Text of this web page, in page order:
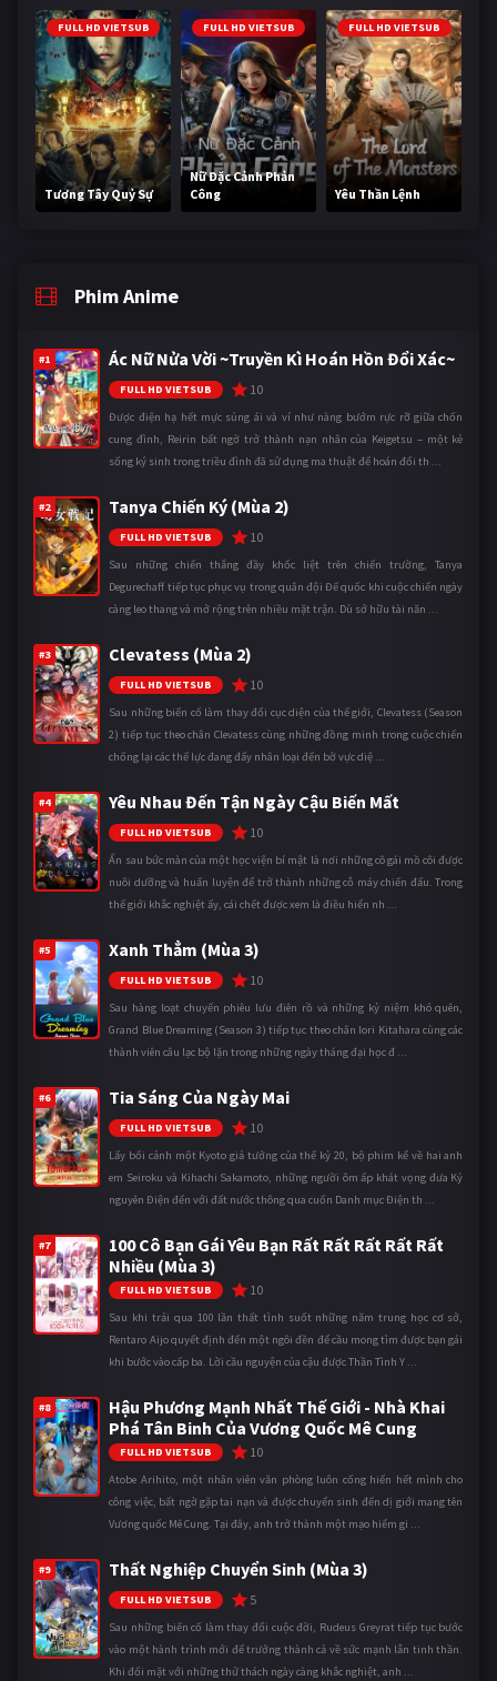
FULL HD VIETSUB
Tương Tây Quỷ Sự
FULL HD VIETSUB
Nữ Đặc Cảnh Phản
Công
FULL HD VIETSUB
Yêu Thần Lệnh
Phim Anime
#1 Ác Nữ Nửa Vời ~Truyền Kì Hoán Hồn Đổi Xác~
FULL HD VIETSUB 10
Được điện hạ hết mực sủng ái và ví như nàng bướm rực rỡ giữa chốn
cung đình, Reirin bất ngờ trở thành nạn nhân của Keigetsu – một kẻ
sống ký sinh trong triều đình đã sử dụng ma thuật để hoán đổi th ...
#2 Tanya Chiến Ký (Mùa 2)
FULL HD VIETSUB 10
Sau những chiến thắng đầy khốc liệt trên chiến trường, Tanya
Degurechaff tiếp tục phục vụ trong quân đội Đế quốc khi cuộc chiến ngày
càng leo thang và mở rộng trên nhiều mặt trận. Dù sở hữu tài năn ...
#3 Clevatess (Mùa 2)
FULL HD VIETSUB 10
Sau những biến cố làm thay đổi cục diện của thế giới, Clevatess (Season
2) tiếp tục theo chân Clevatess cùng những đồng minh trong cuộc chiến
chống lại các thế lực đang đẩy nhân loại đến bờ vực diệ ...
#4 Yêu Nhau Đến Tận Ngày Cậu Biến Mất
FULL HD VIETSUB 10
Ẩn sau bức màn của một học viện bí mật là nơi những cô gái mồ côi được
nuôi dưỡng và huấn luyện để trở thành những cỗ máy chiến đấu. Trong
thế giới khắc nghiệt ấy, cái chết được xem là điều hiển nh ...
#5 Xanh Thẳm (Mùa 3)
FULL HD VIETSUB 10
Sau hàng loạt chuyến phiêu lưu điên rồ và những kỷ niệm khó quên,
Grand Blue Dreaming (Season 3) tiếp tục theo chân Iori Kitahara cùng các
thành viên câu lạc bộ lặn trong những ngày tháng đại học đ ...
#6 Tia Sáng Của Ngày Mai
FULL HD VIETSUB 10
Lấy bối cảnh một Kyoto giả tưởng của thế kỷ 20, bộ phim kể về hai anh
em Seiroku và Kihachi Sakamoto, những người ôm ấp khát vọng đưa Kỷ
nguyên Điện đến với đất nước thông qua cuốn Danh mục Điện th ...
#7
100 Cô Bạn Gái Yêu Bạn Rất Rất Rất Rất Rất
Nhiều (Mùa 3)
FULL HD VIETSUB 10
Sau khi trải qua 100 lần thất tình suốt những năm trung học cơ sở,
Rentaro Aijo quyết định đến một ngôi đền để cầu mong tìm được bạn gái
khi bước vào cấp ba. Lời cầu nguyện của cậu được Thần Tình Y ...
#8
Hậu Phương Mạnh Nhất Thế Giới - Nhà Khai
Phá Tân Binh Của Vương Quốc Mê Cung
FULL HD VIETSUB 10
Atobe Arihito, một nhân viên văn phòng luôn cống hiến hết mình cho
công việc, bất ngờ gặp tai nạn và được chuyển sinh đến dị giới mang tên
Vương quốc Mê Cung. Tại đây, anh trở thành một mạo hiểm gi ...
#9 Thất Nghiệp Chuyển Sinh (Mùa 3)
FULL HD VIETSUB 5
Sau những biến cố làm thay đổi cuộc đời, Rudeus Greyrat tiếp tục bước
vào một hành trình mới để trưởng thành cả về sức mạnh lẫn tinh thần.
Khi đối mặt với những thử thách ngày càng khắc nghiệt, anh ...